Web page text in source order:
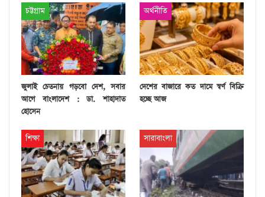
চট্টগ্রাম
জুলাই চেতনায় গড়বো দেশ, সবার
আগে বাংলাদেশ : ডা. শাহাদাত
হোসেন
অর্থনীতি
দেশের বাজারে কত দামে স্বর্ণ বিক্রি
হচ্ছে আজ
শিক্ষা সারাবাংলা